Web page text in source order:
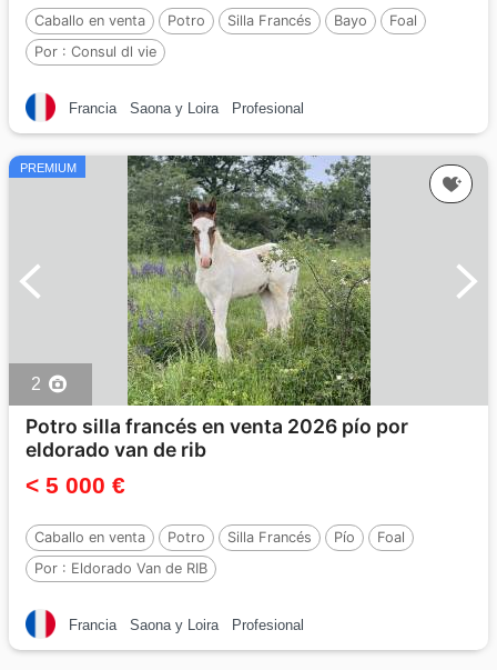
Caballo en venta Potro Silla Francés Bayo
Foal
Por : Consul dl vie
Francia Saona y Loira Profesional
PREMIUM
2
Potro silla francés en venta 2026 pío por
eldorado van de rib
< 5 000 €
Caballo en venta Potro Silla Francés Pío
Foal
Por : Eldorado Van de RIB
Francia Saona y Loira Profesional